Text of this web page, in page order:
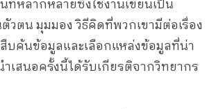
ที่หลากหลายซึ่งใช้งานเขียนเป็น
วตน มุมมอง วิธีคิดที่พวกเขามีต่อเรื่อง
บค้นข้อมูลและเลือกแหล่งข้อมูลที่น่า
ำเสนอครั้งนี้ได้รับเกียรติจากวิทยากร